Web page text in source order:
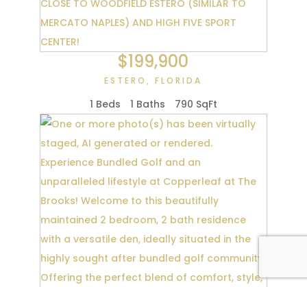
$199,900
ESTERO,FLORIDA
1 Beds 1 Baths 790 SqFt